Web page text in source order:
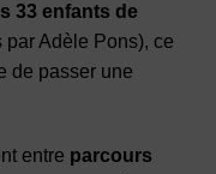
33 enfants de
par Adèle Pons), ce
de passer une
entre parcours